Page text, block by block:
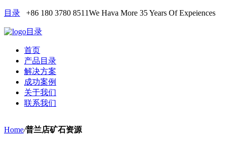
目录 +86 180 3780 8511We Hava More 35 Years Of Expeiences
目录
首页
产品目录
解决方案
成功案例
关于我们
联系我们
Home/普兰店矿石资源